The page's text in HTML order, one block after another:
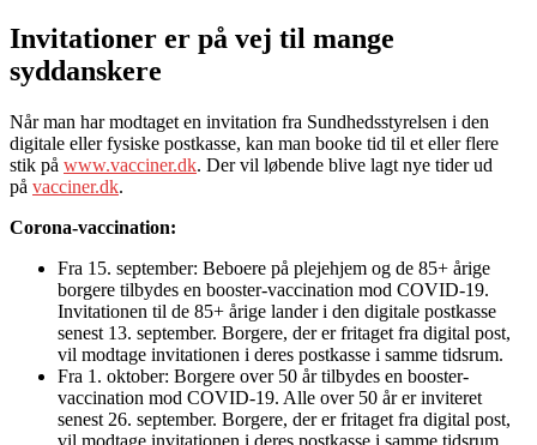
Invitationer er på vej til mange
syddanskere
Når man har modtaget en invitation fra Sundhedsstyrelsen i den
digitale eller fysiske postkasse, kan man booke tid til et eller flere
stik på www.vacciner.dk. Der vil løbende blive lagt nye tider ud
på vacciner.dk.
Corona-vaccination:
Fra 15. september: Beboere på plejehjem og de 85+ årige
borgere tilbydes en booster-vaccination mod COVID-19.
Invitationen til de 85+ årige lander i den digitale postkasse
senest 13. september. Borgere, der er fritaget fra digital post,
vil modtage invitationen i deres postkasse i samme tidsrum.
Fra 1. oktober: Borgere over 50 år tilbydes en booster-
vaccination mod COVID-19. Alle over 50 år er inviteret
senest 26. september. Borgere, der er fritaget fra digital post,